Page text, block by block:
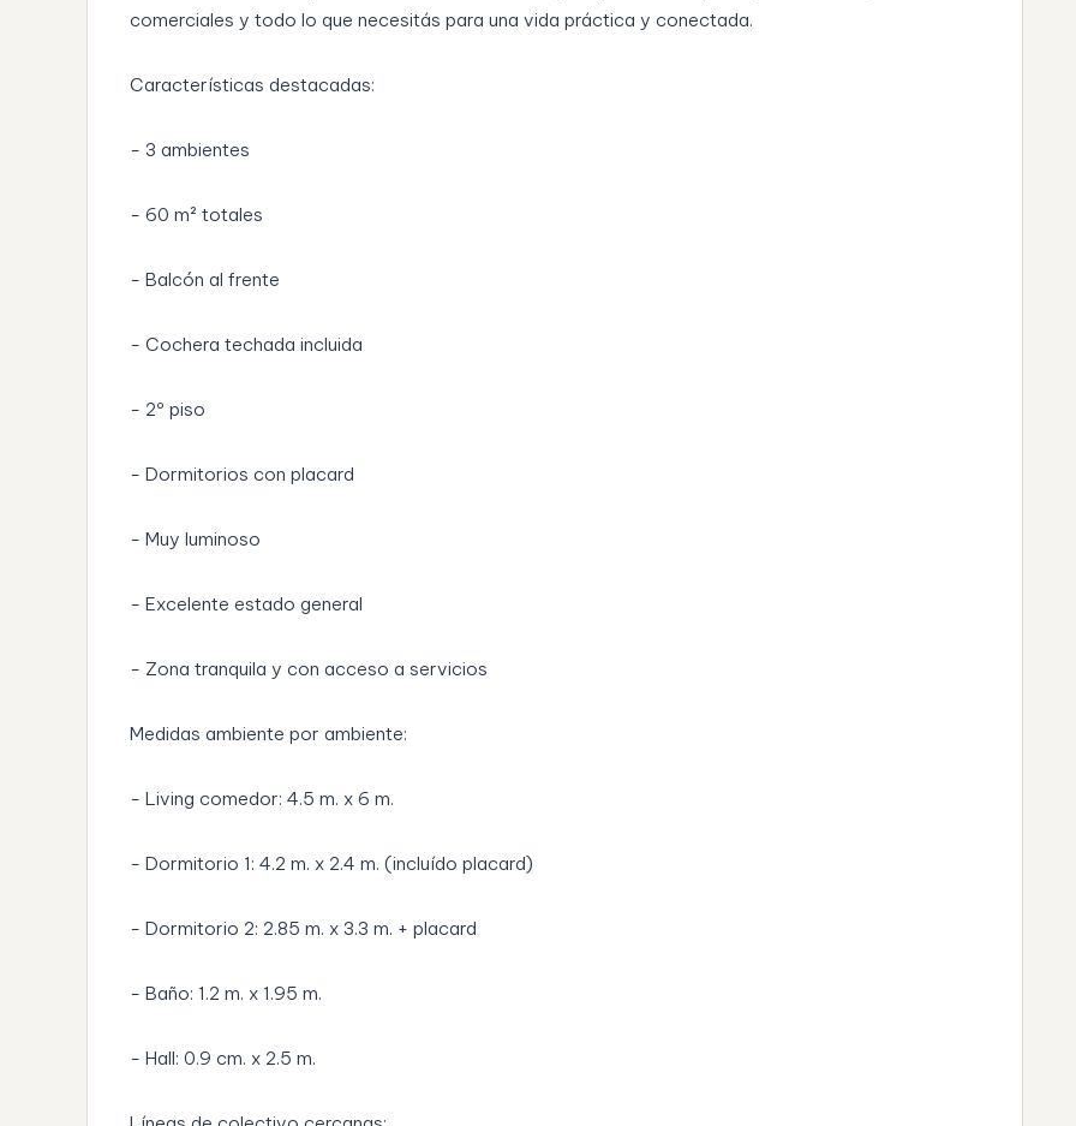
comerciales y todo lo que necesitás para una vida práctica y conectada.
Características destacadas:
- 3 ambientes
- 60 m² totales
- Balcón al frente
- Cochera techada incluida
- 2º piso
- Dormitorios con placard
- Muy luminoso
- Excelente estado general
- Zona tranquila y con acceso a servicios
Medidas ambiente por ambiente:
- Living comedor: 4.5 m. x 6 m.
- Dormitorio 1: 4.2 m. x 2.4 m. (incluído placard)
- Dormitorio 2: 2.85 m. x 3.3 m. + placard
- Baño: 1.2 m. x 1.95 m.
- Hall: 0.9 cm. x 2.5 m.